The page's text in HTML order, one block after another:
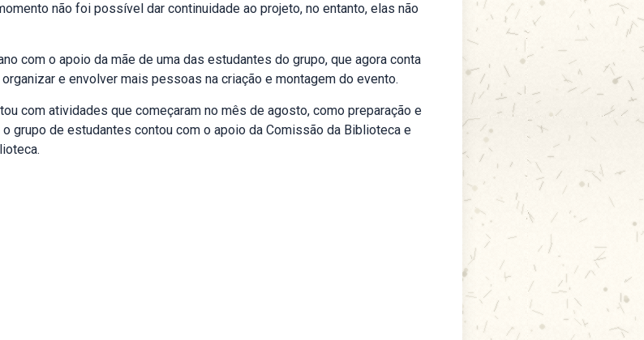
não foi possível dar continuidade ao projeto, no entanto, elas não
com o apoio da mãe de uma das estudantes do grupo, que agora conta
e envolver mais pessoas na criação e montagem do evento.
com atividades que começaram no mês de agosto, como preparação e
grupo de estudantes contou com o apoio da Comissão da Biblioteca e